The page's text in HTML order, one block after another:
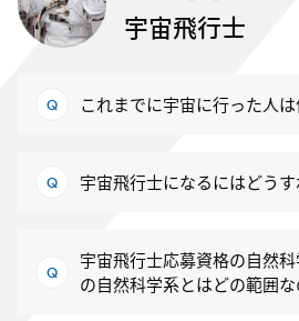
宇宙飛行士
これまでに宇宙に行った人
宇宙飛行士になるにはどう
宇宙飛行士応募資格の自然
の自然科学系とはどの範囲